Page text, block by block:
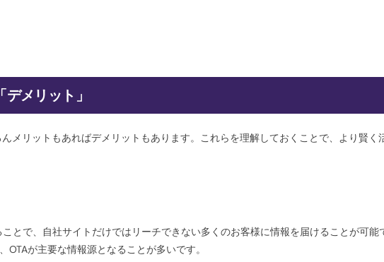
メリット」
メリットもあればデメリットもあります。これらを理解しておくことで、より賢く
ことで、自社サイトだけではリーチできない多くのお客様に情報を届けることが可能
が主要な情報源となることが多いです。